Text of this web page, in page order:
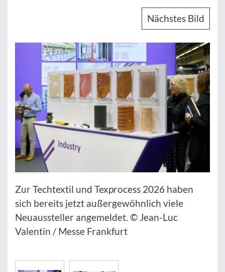
Nächstes Bild
Zur Techtextil und Texprocess 2026 haben
sich bereits jetzt außergewöhnlich viele
Neuaussteller angemeldet. © Jean-Luc
Valentin / Messe Frankfurt